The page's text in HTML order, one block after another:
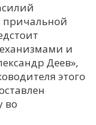
причальной
и
Деев»,
этого
во